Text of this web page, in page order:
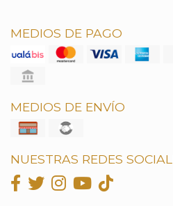
MEDIOS DE PAGO
MEDIOS DE ENVÍO
NUESTRAS REDES